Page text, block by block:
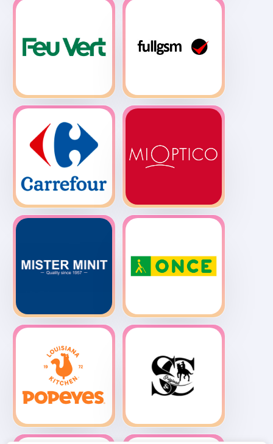
Condiodo Decathlon
Feu Vert Full GSM
Carrefour
MiOptico
Mister Minit Once